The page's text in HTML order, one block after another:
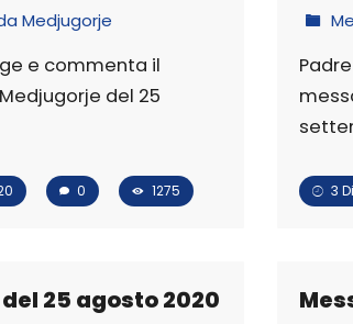
Medjugorje
e commenta il
del 25
0 1275 3
25 agosto 2020